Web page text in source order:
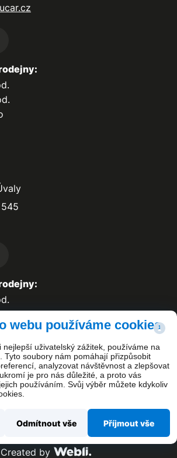
webu používáme cookies
nejlepší uživatelský zážitek, používáme na
Tyto soubory nám pomáhají přizpůsobit
analyzovat návštěvnost a zlepšovat
je pro nás důležité, a proto vás
používáním. Svůj výběr můžete kdykoliv
Odmítnout vše Příjmout vše
©
TUCAR PLUS s.r.o.
Created by